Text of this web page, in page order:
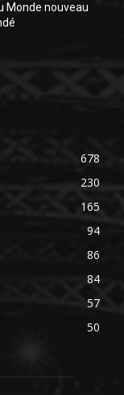
Monde nouveau
678
230
165
94
86
84
57
50